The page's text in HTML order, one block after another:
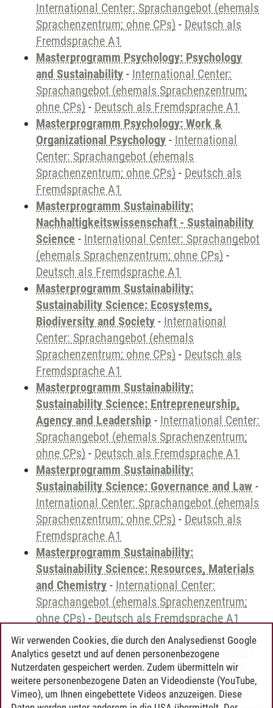
International Center: Sprachangebot (ehemals
Sprachenzentrum; ohne CPs) - Deutsch als
Fremdsprache A1
Masterprogramm Psychology: Psychology
and Sustainability - International Center:
Sprachangebot (ehemals Sprachenzentrum;
ohne CPs) - Deutsch als Fremdsprache A1
Masterprogramm Psychology: Work &
Organizational Psychology - International
Center: Sprachangebot (ehemals
Sprachenzentrum; ohne CPs) - Deutsch als
Fremdsprache A1
Masterprogramm Sustainability:
Nachhaltigkeitswissenschaft - Sustainability
Science - International Center: Sprachangebot
(ehemals Sprachenzentrum; ohne CPs) -
Deutsch als Fremdsprache A1
Masterprogramm Sustainability:
Sustainability Science: Ecosystems,
Biodiversity and Society - International
Center: Sprachangebot (ehemals
Sprachenzentrum; ohne CPs) - Deutsch als
Fremdsprache A1
Masterprogramm Sustainability:
Sustainability Science: Entrepreneurship,
Agency and Leadership - International Center:
Sprachangebot (ehemals Sprachenzentrum;
ohne CPs) - Deutsch als Fremdsprache A1
Masterprogramm Sustainability:
Sustainability Science: Governance and Law -
International Center: Sprachangebot (ehemals
Sprachenzentrum; ohne CPs) - Deutsch als
Fremdsprache A1
Masterprogramm Sustainability:
Sustainability Science: Resources, Materials
and Chemistry - International Center:
Sprachangebot (ehemals Sprachenzentrum;
ohne CPs) - Deutsch als Fremdsprache A1
zusätzliche Angebote- International Center:
Sprachangebot (ehemals Sprachenzentrum)
Sprachangebot und Sonderveranstaltungen
Wir verwenden Cookies, die durch den Analysedienst Google
Analytics gesetzt und auf denen personenbezogene
Nutzerdaten gespeichert werden. Zudem übermitteln wir
weitere personenbezogene Daten an Videodienste (YouTube,
Vimeo), um Ihnen eingebettete Videos anzuzeigen. Diese